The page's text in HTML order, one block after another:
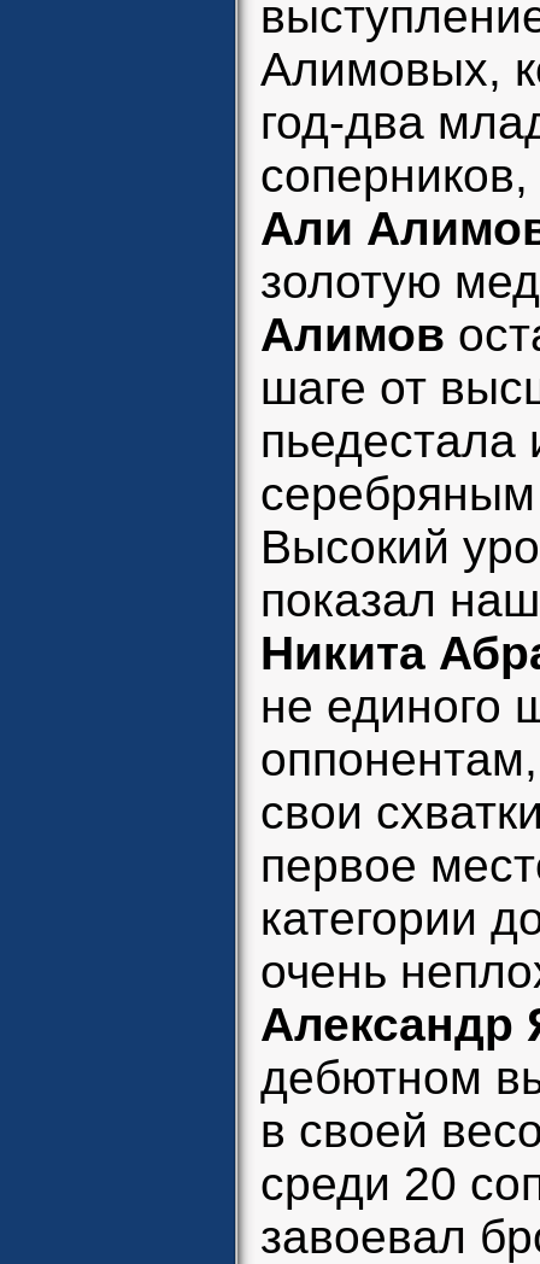
Алимовых,
год-два
Али
золотую
Алимов
шаге от
пьедестала
Высокий
показал
Никита
не единого
свои
первое
категории
очень
Александр
дебютном
в своей
среди 20
завоевал